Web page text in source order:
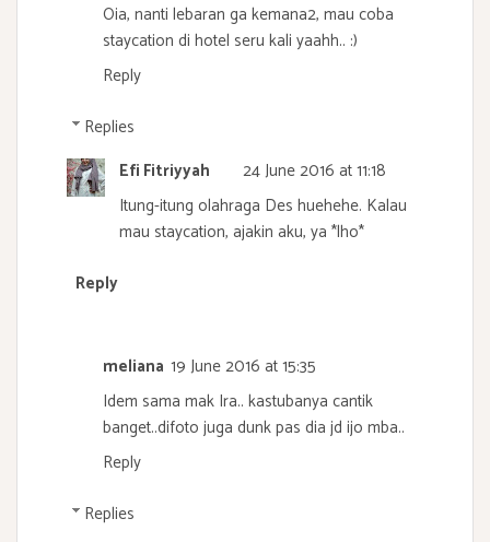
Oia, nanti lebaran ga kemana2, mau coba
staycation di hotel seru kali yaahh.. :)
Reply
Replies
Efi Fitriyyah
24 June 2016 at 11:18
Itung-itung olahraga Des huehehe. Kalau
mau staycation, ajakin aku, ya *lho*
Reply
meliana 19 June 2016 at 15:35
Idem sama mak Ira.. kastubanya cantik
banget..difoto juga dunk pas dia jd ijo mba..
Reply
Replies